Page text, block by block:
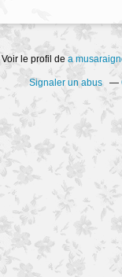
Voir le profil de a
Signaler un abus